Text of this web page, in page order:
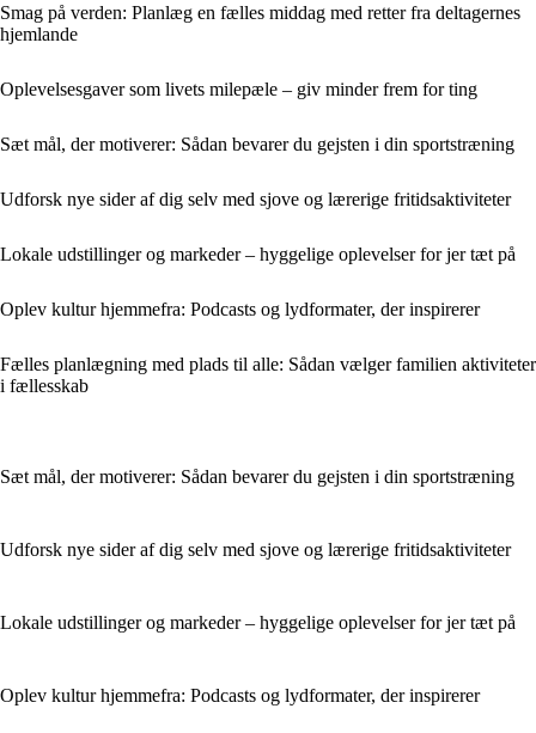
Smag på verden: Planlæg en fælles middag med retter fra deltagernes
hjemlande
Oplevelsesgaver som livets milepæle – giv minder frem for ting
Sæt mål, der motiverer: Sådan bevarer du gejsten i din sportstræning
Udforsk nye sider af dig selv med sjove og lærerige fritidsaktiviteter
Lokale udstillinger og markeder – hyggelige oplevelser for jer tæt på
Oplev kultur hjemmefra: Podcasts og lydformater, der inspirerer
Fælles planlægning med plads til alle: Sådan vælger familien aktiviteter
i fællesskab
Sæt mål, der motiverer: Sådan bevarer du gejsten i din sportstræning
Udforsk nye sider af dig selv med sjove og lærerige fritidsaktiviteter
Lokale udstillinger og markeder – hyggelige oplevelser for jer tæt på
Oplev kultur hjemmefra: Podcasts og lydformater, der inspirerer